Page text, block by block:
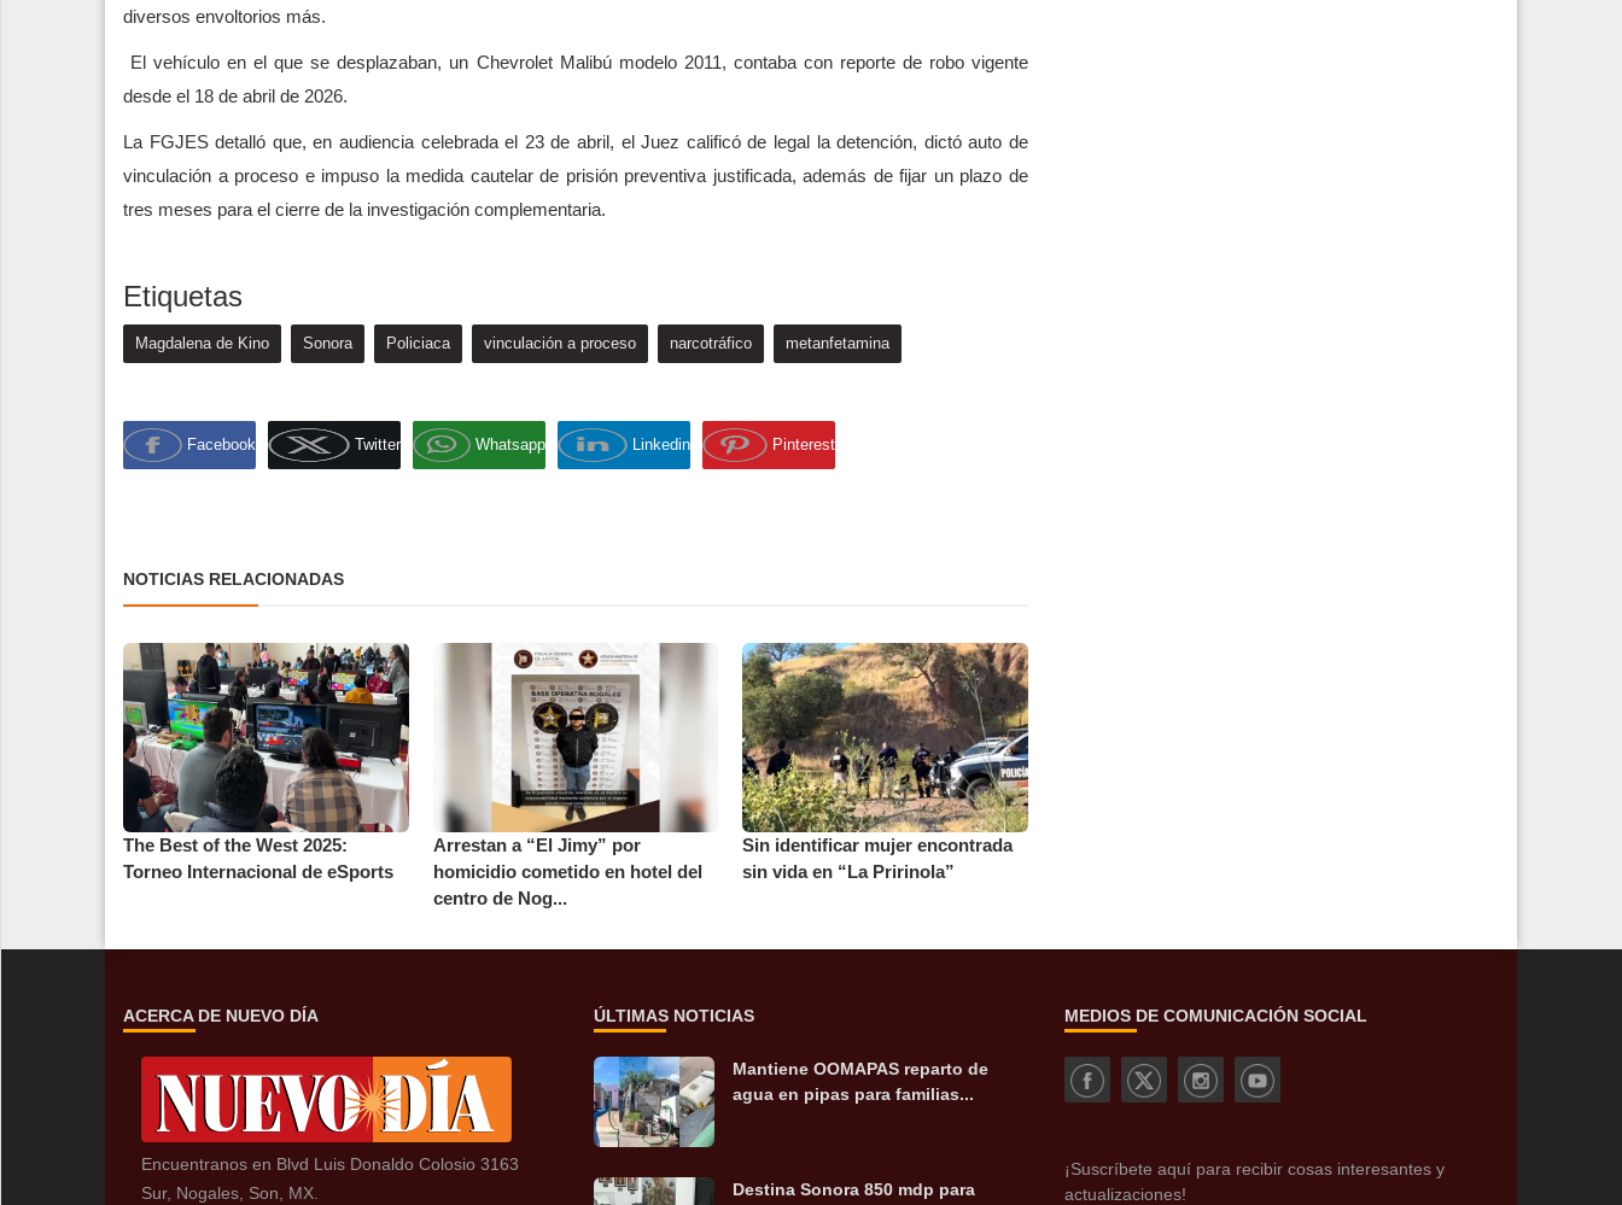
diversos envoltorios más.
El vehículo en el que se desplazaban, un Chevrolet Malibú modelo 2011, contaba con reporte de robo vigente
desde el 18 de abril de 2026.
La FGJES detalló que, en audiencia celebrada el 23 de abril, el Juez calificó de legal la detención, dictó auto de
vinculación a proceso e impuso la medida cautelar de prisión preventiva justificada, además de fijar un plazo de
tres meses para el cierre de la investigación complementaria.
Etiquetas
Magdalena de Kino Sonora Policiaca vinculación a proceso narcotráfico metanfetamina
Facebook Twitter Whatsapp Linkedin Pinterest
NOTICIAS RELACIONADAS
The Best of the West 2025:
Torneo Internacional de eSports
Arrestan a “El Jimy” por
homicidio cometido en hotel del
centro de Nog...
Sin identificar mujer encontrada
sin vida en “La Pririnola”
ACERCA DE NUEVO DÍA
Encuentranos en Blvd Luis Donaldo Colosio 3163
Sur, Nogales, Son, MX.
ÚLTIMAS NOTICIAS
Mantiene OOMAPAS reparto de
agua en pipas para familias...
Destina Sonora 850 mdp para
MEDIOS DE COMUNICACIÓN SOCIAL
¡Suscríbete aquí para recibir cosas interesantes y
actualizaciones!